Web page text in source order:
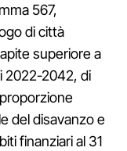
567,
di città
superiore a
2022-2042, di
del disavanzo e
finanziari al 31